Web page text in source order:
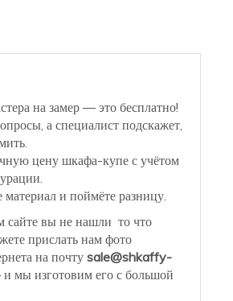
на замер — это бесплатно!
а специалист подскажет,
цену шкафа-купе с учётом
и поймёте разницу.
сайте вы не нашли то что
прислать нам фото
на почту sale@shkaffy-
мы изготовим его с большой